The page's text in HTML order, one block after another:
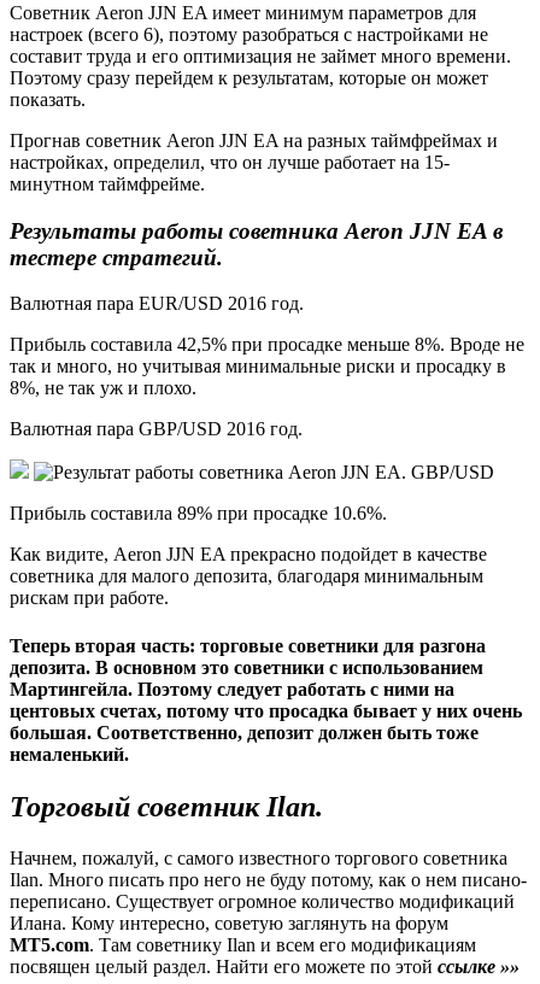
Советник Aeron JJN EA имеет минимум параметров для
настроек (всего 6), поэтому разобраться с настройками не
составит труда и его оптимизация не займет много времени.
Поэтому сразу перейдем к результатам, которые он может
показать.
Прогнав советник Aeron JJN EA на разных таймфреймах и
настройках, определил, что он лучше работает на 15-
минутном таймфрейме.
Результаты работы советника Aeron JJN EA в
тестере стратегий.
Валютная пара EUR/USD 2016 год.
Прибыль составила 42,5% при просадке меньше 8%. Вроде не
так и много, но учитывая минимальные риски и просадку в
8%, не так уж и плохо.
Валютная пара GBP/USD 2016 год.
Прибыль составила 89% при просадке 10.6%.
Как видите, Aeron JJN EA прекрасно подойдет в качестве
советника для малого депозита, благодаря минимальным
рискам при работе.
Теперь вторая часть: торговые советники для разгона
депозита. В основном это советники с использованием
Мартингейла. Поэтому следует работать с ними на
центовых счетах, потому что просадка бывает у них очень
большая. Соответственно, депозит должен быть тоже
немаленький.
Торговый советник Ilan.
Начнем, пожалуй, с самого известного торгового советника
Ilan. Много писать про него не буду потому, как о нем писано-
переписано. Существует огромное количество модификаций
Илана. Кому интересно, советую заглянуть на форум
MT5.com. Там советнику Ilan и всем его модификациям
посвящен целый раздел. Найти его можете по этой ссылке »»